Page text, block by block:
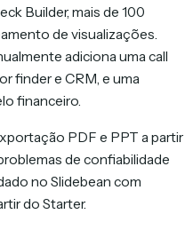
Builder, mais de 100
de visualizações.
adiciona uma call
finder e CRM, e uma
financeiro.
PDF e PPT a partir
de confiabilidade
no Slidebean com
do Starter.